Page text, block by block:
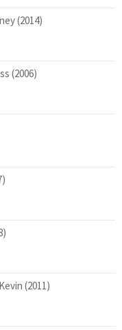
(2014)
(2006)
(2011)